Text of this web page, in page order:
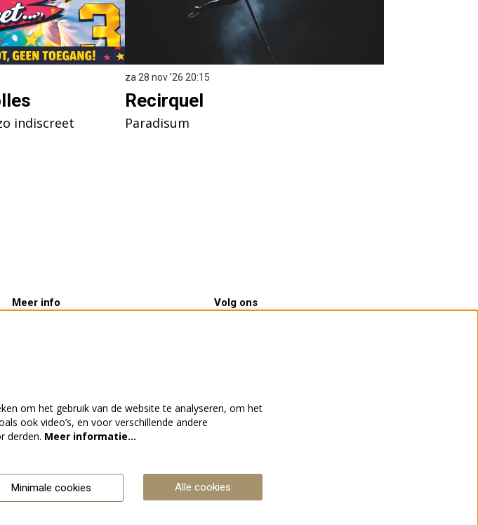
indiscreet
Recirquel
Paradisum
za 28 nov ’26 20:15
Meer info Volg ons
Deze site wordt beschermd door reCAPTCHA, dataverwerking
gebeurt in overeenstemming met de
van Google.
om het gebruik van de website te analyseren, om het
ook video’s, en voor verschillende andere
derden. Meer informatie…
Minimale cookies Alle cookies